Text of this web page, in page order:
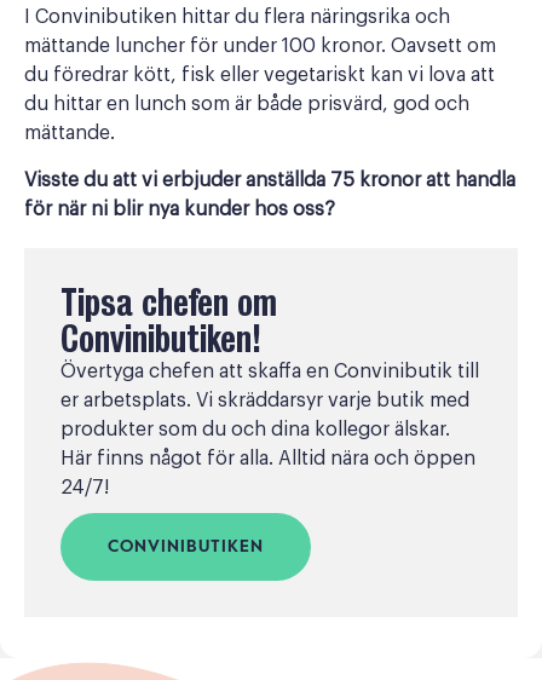
I Convinibutiken hittar du flera näringsrika och
mättande luncher för under 100 kronor. Oavsett om
du föredrar kött, fisk eller vegetariskt kan vi lova att
du hittar en lunch som är både prisvärd, god och
mättande.
Visste du att vi erbjuder anställda 75 kronor att handla
för när ni blir nya kunder hos oss?
Tipsa chefen om
Convinibutiken!
Övertyga chefen att skaffa en Convinibutik till
er arbetsplats. Vi skräddarsyr varje butik med
produkter som du och dina kollegor älskar.
Här finns något för alla. Alltid nära och öppen
24/7!
CONVINIBUTIKEN